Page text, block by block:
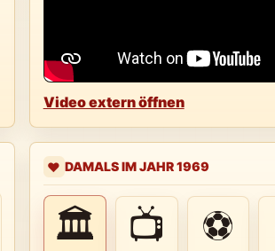
Video extern öffnen
❤️ DAMALS IM JAHR 1969
🏛 📺 ⚽